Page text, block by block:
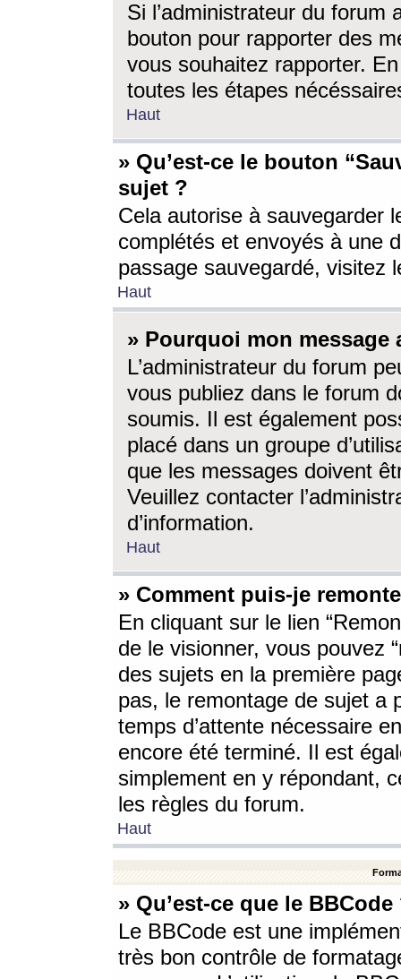
Si l’administrateur du forum
bouton pour rapporter des
vous souhaitez rapporter.
toutes les étapes
Haut
» Qu’est-ce le bouton
sujet ?
Cela autorise à sauvegarder
complétés et envoyés à une
passage sauvegardé, visitez
Haut
» Pourquoi mon message
L’administrateur du forum
vous publiez dans le forum
soumis. Il est également
placé dans un groupe
que les messages doivent
Veuillez contacter
d’information.
Haut
» Comment puis-je
En cliquant sur le lien
de le visionner, vous pouvez
des sujets en la première
pas, le remontage de sujet a
temps d’attente nécessaire
encore été terminé. Il est
simplement en y répondant,
les règles du forum.
Haut
» Qu’est-ce que le BBCode
Le BBCode est une
très bon contrôle de